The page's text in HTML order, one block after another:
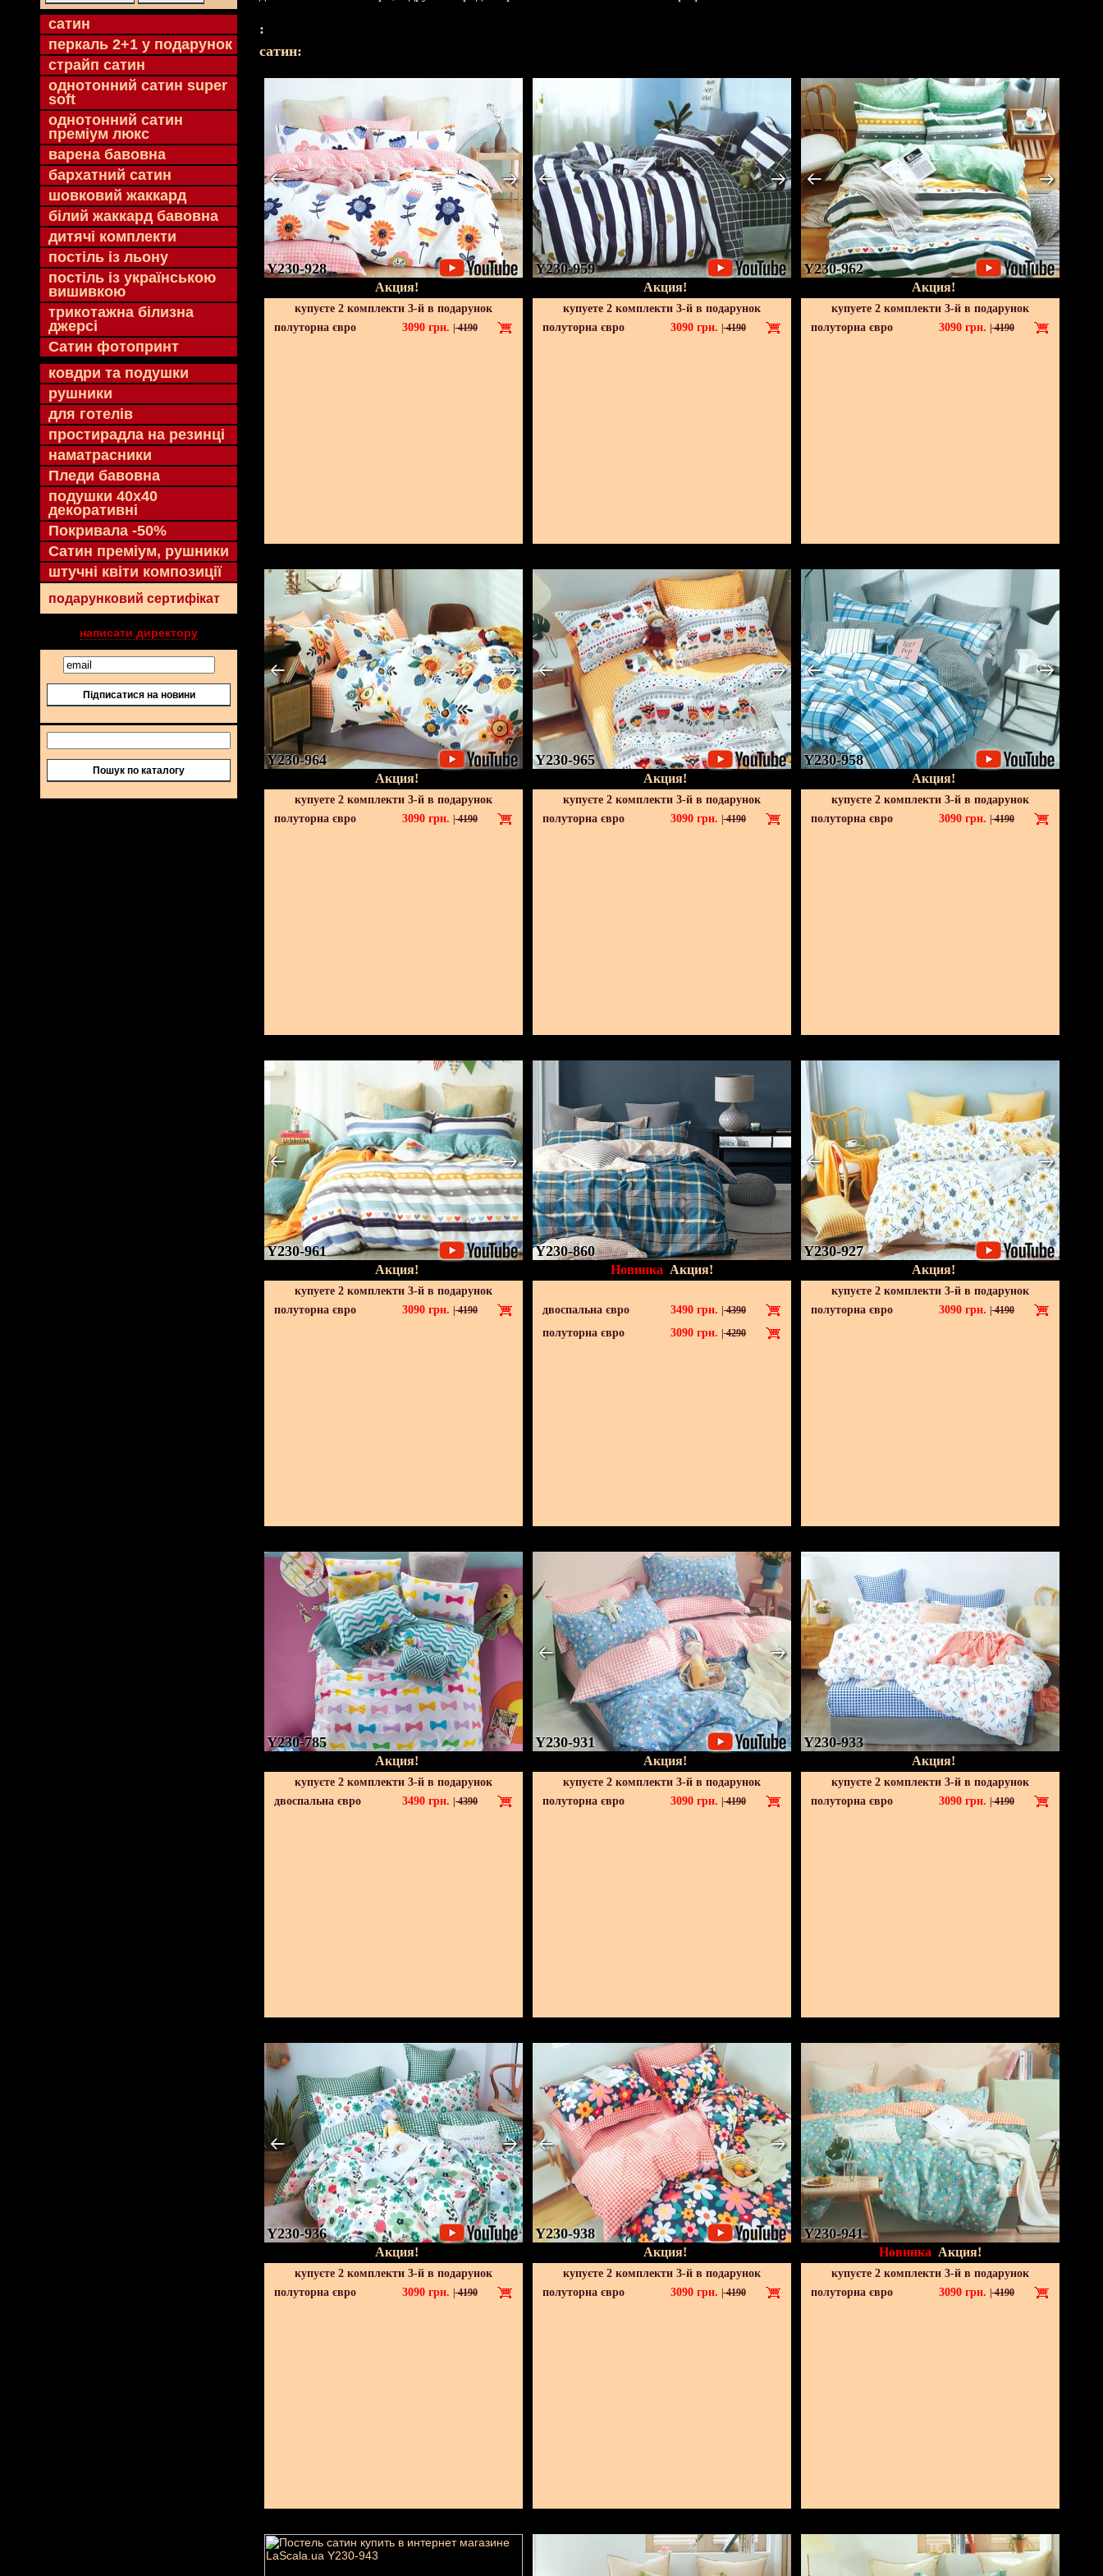
cатин
перкаль 2+1 у подарунок
страйп сатин
однотонний сатин super
soft
однотонний сатин
преміум люкс
варена бавовна
бархатний сатин
шовковий жаккард
білий жаккард бавовна
дитячі комплекти
постіль із льону
постіль із українською
вишивкою
трикотажна білизна
джерсі
Сатин фотопринт
ковдри та подушки
рушники
для готелів
простирадла на резинці
наматрасники
Пледи бавовна
подушки 40х40
декоративні
Покривала -50%
Сатин преміум, рушники
штучні квіти композиції
подарунковий сертифікат
написати директору
Підписатися на новини
Пошук по каталогу
:
cатин:
Y230-928
Акция!
купуєте 2 комплекти 3-й в подарунок
полуторна євро
3090 грн. |4190
Y230-959
Акция!
купуете 2 комплекти 3-й в подарунок
полуторна євро
3090 грн. |4190
Y230-962
Акция!
купуете 2 комплекти 3-й в подарунок
полуторна євро
3090 грн. |4190
Y230-964
Акция!
купуете 2 комплекти 3-й в подарунок
полуторна євро
3090 грн. |4190
Y230-965
Акция!
купуєте 2 комплекти 3-й в подарунок
полуторна євро
3090 грн. |4190
Y230-958
Акция!
купуєте 2 комплекти 3-й в подарунок
полуторна євро
3090 грн. |4190
Y230-961
Акция!
купуете 2 комплекти 3-й в подарунок
полуторна євро
3090 грн. |4190
Y230-860
Новинка Акция!
двоспальна євро 3490 грн. 4390
полуторна євро 3090 грн. 4290
Y230-927
Акция!
купуєте 2 комплекти 3-й в подарунок
полуторна євро
3090 грн. |4190
Y230-785
Акция!
купуєте 2 комплекти 3-й в подарунок
двоспальна євро
3490 грн. 4390
Y230-931
Акция!
купуєте 2 комплекти 3-й в подарунок
полуторна євро
3090 грн. |4190
Y230-933
Акция!
купуєте 2 комплекти 3-й в подарунок
полуторна євро
3090 грн. |4190
Y230-936
Акция!
купуєте 2 комплекти 3-й в подарунок
полуторна євро
3090 грн. |4190
Y230-938
Акция!
купуєте 2 комплекти 3-й в подарунок
полуторна євро
3090 грн. |4190
Y230-941
Новинка Акция!
купуєте 2 комплекти 3-й в подарунок
полуторна євро
3090 грн. |4190